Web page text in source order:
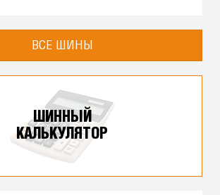
ВСЕ ШИНЫ
ШИННЫЙ
КАЛЬКУЛЯТОР